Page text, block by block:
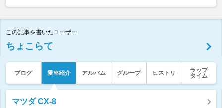
この記事を書いたユーザー
ちょこらて
ブログ 愛車紹介 アルバム グループ ヒストリ
ラップ
タイム
マツダ CX-8